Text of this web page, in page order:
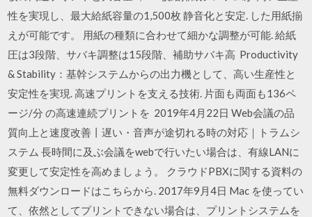
性を実現し、最大給紙容量の1,500枚 静音化と安定. した用紙揃
えが可能です。 用紙の種類に合わせて細かな調整が可能. 給紙
圧は3段階、サバキ調整は15段階、補助サバキ高 Productivity
& Stability：基幹システムからの出力機として、高い生産性と
安定性を実現. 高速プリントを支える技術. 片面も両面も136ペ
ージ/分 の高速連続プリントを 2019年4月22日 Web会議の品
質向上と速度改善丨遅い・音声が途切れる時の対応｜トラムシ
ステム 長時間に及ぶ会議をwebで行いたい場合は、有線LANに
変更して安定性を高めましょう。 クラウドPBXに関する資料の
無料ダウンロードはこちらから. 2017年9月4日 Mac を使ってい
て、依然としてプリントできない場合は、プリントシステムを